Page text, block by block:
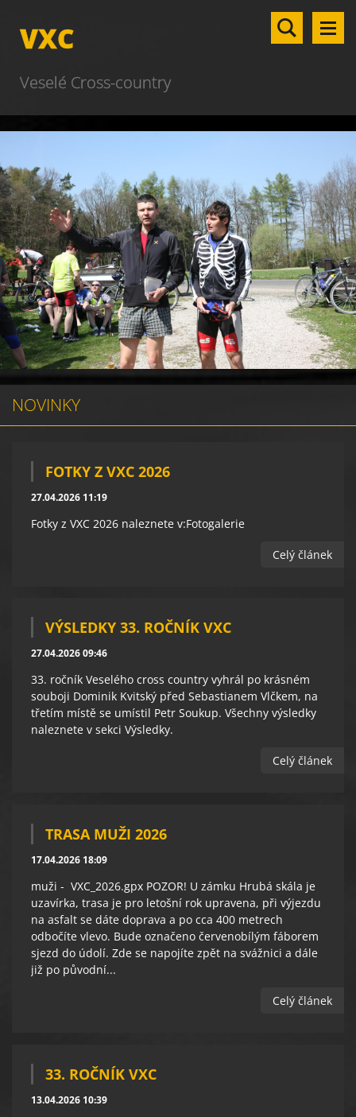
VXC
Veselé Cross-country
NOVINKY
FOTKY Z VXC 2026
27.04.2026 11:19
Fotky z VXC 2026 naleznete v:Fotogalerie
Celý článek
VÝSLEDKY 33. ROČNÍK VXC
27.04.2026 09:46
33. ročník Veselého cross country vyhrál po krásném
souboji Dominik Kvitský před Sebastianem Vlčkem, na
třetím místě se umístil Petr Soukup. Všechny výsledky
naleznete v sekci Výsledky.
Celý článek
TRASA MUŽI 2026
17.04.2026 18:09
muži - VXC_2026.gpx POZOR! U zámku Hrubá skála je
uzavírka, trasa je pro letošní rok upravena, při výjezdu
na asfalt se dáte doprava a po cca 400 metrech
odbočíte vlevo. Bude označeno červenobílým fáborem
sjezd do údolí. Zde se napojíte zpět na svážnici a dále
již po původní...
Celý článek
33. ROČNÍK VXC
13.04.2026 10:39